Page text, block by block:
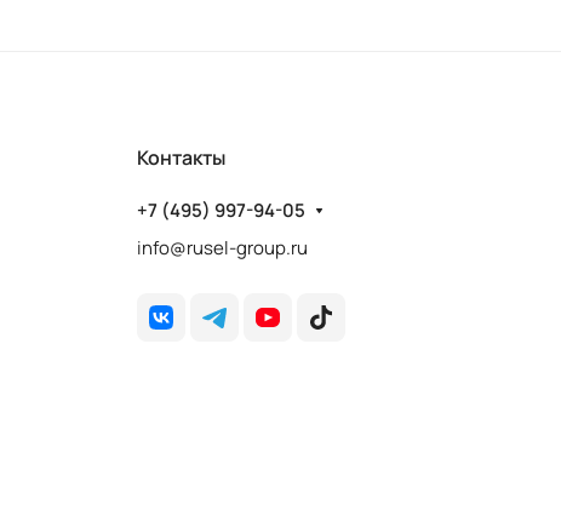
Контакты
+7 (495) 997-94-05
info@rusel-group.ru